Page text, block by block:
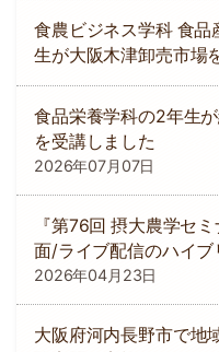
食農ビジネス学科 食
生が大阪木津卸売市場
食品栄養学科の2年生
を受講しました
2026年07月07日
『第76回 摂大農学セ
面/ライブ配信のハイ
2026年04月23日
大阪府河内長野市で地